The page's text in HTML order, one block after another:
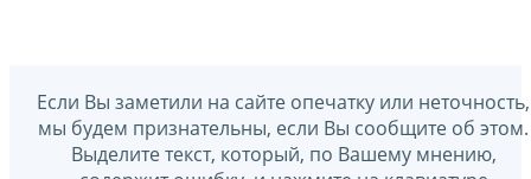
Если Вы заметили на сайте опечатку или неточность,
мы будем признательны, если Вы сообщите об этом.
Выделите текст, который, по Вашему мнению,